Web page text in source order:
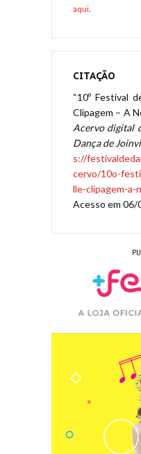
aqui.
CITAÇÃO
“10º Festival
Clipagem – A
Acervo digital
Dança de
s://
cervo/10o-
lle-clipagem-
Acesso em 06/